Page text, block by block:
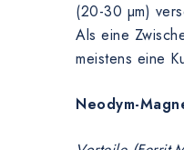
(20-30 µm)
Als eine
meistens eine
Neodym-